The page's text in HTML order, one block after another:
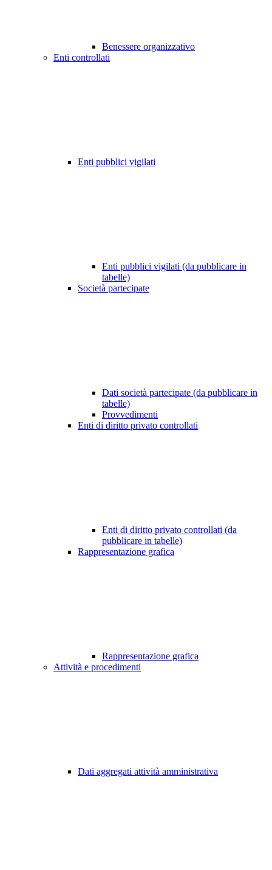
Benessere organizzativo
Enti controllati
Enti pubblici vigilati
Enti pubblici vigilati (da pubblicare in
tabelle)
Società partecipate
Dati società partecipate (da pubblicare in
tabelle)
Provvedimenti
Enti di diritto privato controllati
Enti di diritto privato controllati (da
pubblicare in tabelle)
Rappresentazione grafica
Rappresentazione grafica
Attività e procedimenti
Dati aggregati attività amministrativa